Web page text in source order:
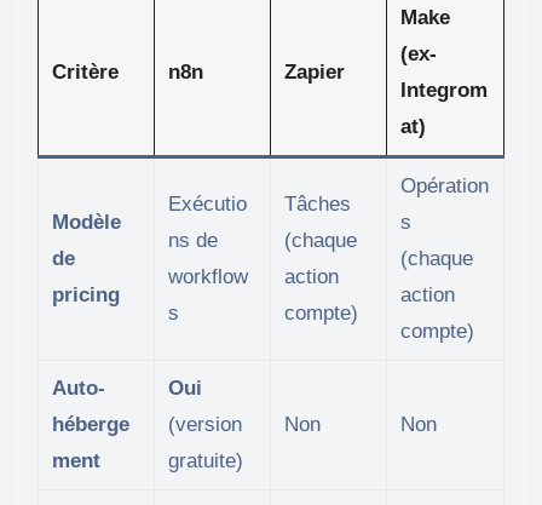
Critère n8n Zapier
Make
(ex-
Integrom
at)
Modèle
de
pricing
Exécutio
ns de
workflow
s
Tâches
(chaque
action
compte)
Opération
s
(chaque
action
compte)
Auto-
héberge
ment
Oui
(version
gratuite)
Non Non